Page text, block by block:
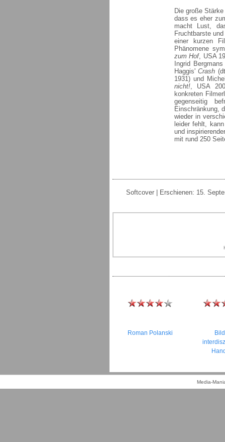
Die große
dass es eher
macht Lust,
Fruchtbarste
einer kurzen
Phänomene
zum Hof, USA
Ingrid
Haggis'Crash
1931) und
nicht!, USA
konkreten
gegenseitig
Einschränkung,
wieder in
leider fehlt,
und
mit rund 250
Softcover | Erschienen: 15.
Roman Polanski
Media-